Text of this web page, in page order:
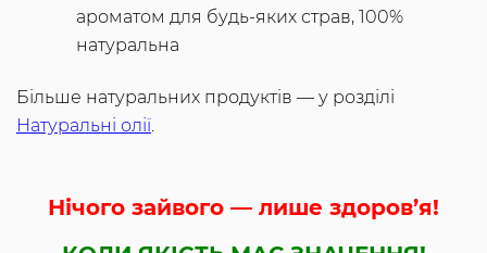
ароматом для будь-яких страв, 100%
натуральна
Більше натуральних продуктів — у розділі
Натуральні олії.
Нічого зайвого — лише здоров’я!